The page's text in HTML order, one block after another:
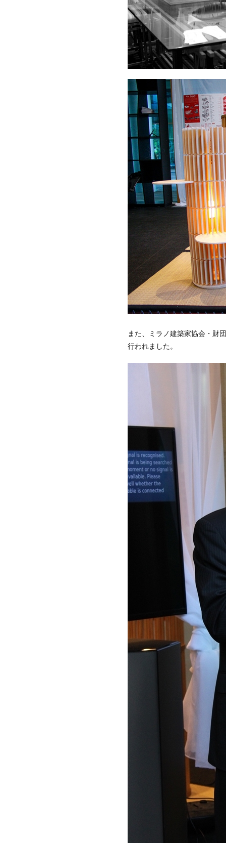
また、ミラノ建築家協会・財
行われました。